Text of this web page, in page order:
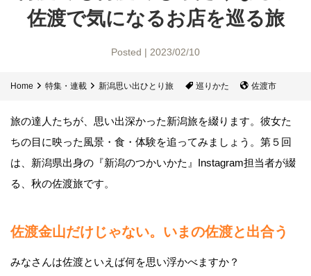
佐渡で気になるお店を巡る旅
Posted | 2023/02/10
Home 特集・連載 新潟思い出ひとり旅 巡りかた 佐渡市
旅の達人たちが、思い出深かった新潟旅を綴ります。彼女た
ちの目に映った風景・食・体験を追ってみましょう。第５回
は、新潟県出身の『新潟のつかいかた』Instagram担当者が綴
る、秋の佐渡旅です。
佐渡金山だけじゃない。いまの佐渡と出合う
みなさんは佐渡といえば何を思い浮かべますか？